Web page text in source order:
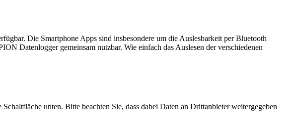
Die Smartphone Apps sind insbesondere um die Auslesbarkeit per Bluetooth
Datenlogger gemeinsam nutzbar. Wie einfach das Auslesen der verschiedenen
unten. Bitte beachten Sie, dass dabei Daten an Drittanbieter weitergegeben